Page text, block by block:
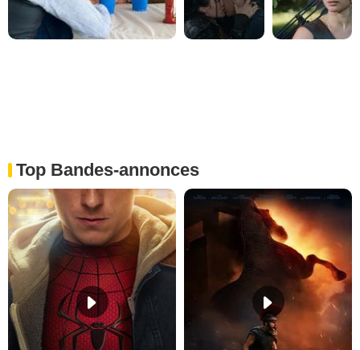
Top Bandes-annonces